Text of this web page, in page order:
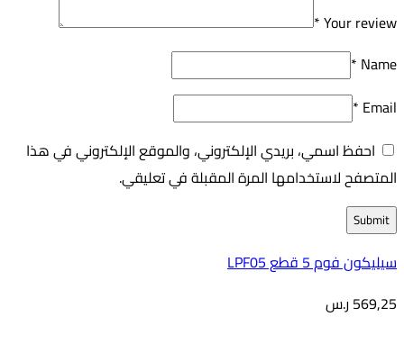
Your review
*
Name
*
Email
*
احفظ اسمي، بريدي الإلكتروني، والموقع الإلكتروني في هذا
المتصفح لاستخدامها المرة المقبلة في تعليقي.
سيليكون فوم 5 قطع LPF05
569,25 ر.س